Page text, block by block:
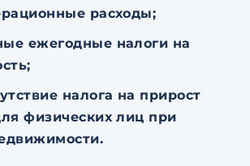
расходы;
ежегодные налоги на
налога на прирост
физических лиц при